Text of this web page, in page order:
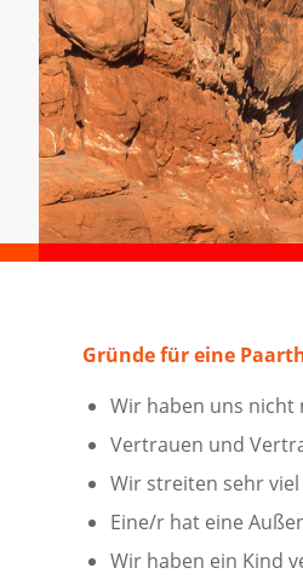
Gründe für eine
Wir haben uns nicht
Vertrauen und
Wir streiten sehr viel
Eine/r hat eine
Wir haben ein Kind